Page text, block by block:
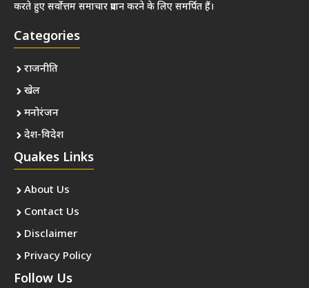
करते हुए सर्वोत्तम समाचार प्रदान करने के लिए समर्पित हैं।
Categories
राजनीति
खेल
मनोरंजन
देश-विदेश
Quakes Links
About Us
Contact Us
Disclaimer
Privacy Policy
Follow Us